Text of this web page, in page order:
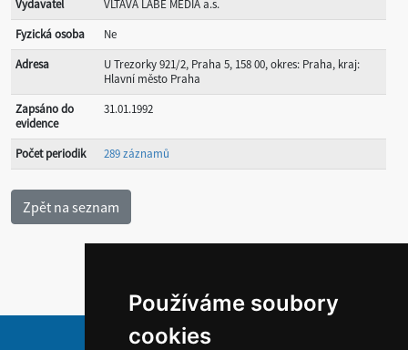
Používáme soubory
cookies
Vydavatel
VLTAVA LABE MEDIA a.s.
Fyzická osoba
Ne
Adresa
U Trezorky 921/2, Praha 5, 158 00, okres: Praha, kraj:
Hlavní město Praha
Zapsáno do
evidence
31.01.1992
Počet periodik 289 záznamů